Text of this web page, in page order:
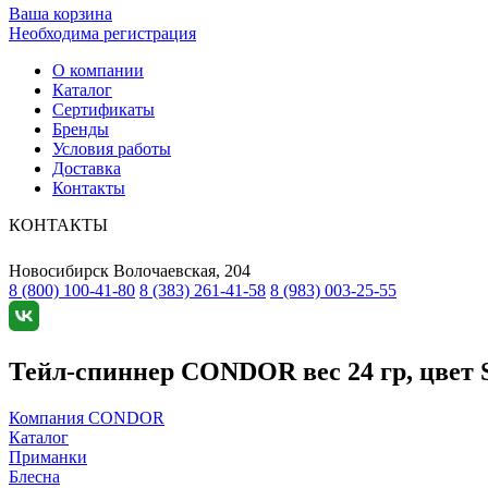
Ваша корзина
Необходима регистрация
О компании
Каталог
Сертификаты
Бренды
Условия работы
Доставка
Контакты
КОНТАКТЫ
Новосибирск Волочаевская, 204
8 (800) 100-41-80 8 (383) 261-41-58 8 (983) 003-25-55
Тейл-спиннер CONDOR вес 24 гр, цвет
Компания CONDOR
Каталог
Приманки
Блесна